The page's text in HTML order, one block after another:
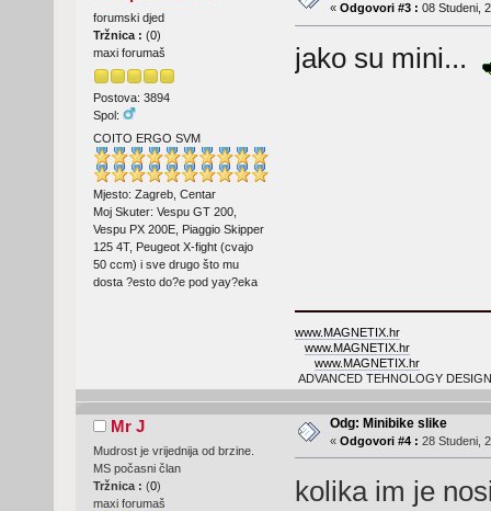
forumski djed
Tržnica : (0)
maxi forumaš
Postova: 3894
Spol:
COITO ERGO SVM
Mjesto: Zagreb, Centar
Moj Skuter: Vespu GT 200,
Vespu PX 200E, Piaggio Skipper
125 4T, Peugeot X-fight (cvajo
50 ccm) i sve drugo što mu
dosta ?esto do?e pod yay?eka
« Odgovori #3 : 08 Studeni,
jako su mini...
www.MAGNETIX.hr
www.MAGNETIX.hr
www.MAGNETIX.hr
ADVANCED TEHNOLOGY
Mr J
Mudrost je vrijednija od brzine.
MS počasni član
Tržnica : (0)
maxi forumaš
Odg: Minibike slike
« Odgovori #4 : 28 Studeni,
kolika im je